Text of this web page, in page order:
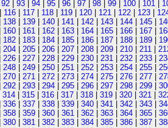
92 93 94 95 96 97 98 99 100 101
116 117 118 119 120 121 122 123
138 139 140 141 142 143 144 145
160 161 162 163 164 165 166 167
182 183 184 185 186 187 188 189
204 205 206 207 208 209 210 211
226 227 228 229 230 231 232 233
248 249 250 251 252 253 254 255
270 271 272 273 274 275 276 277
292 293 294 295 296 297 298 299
314 315 316 317 318 319 320 321
336 337 338 339 340 341 342 343
358 359 360 361 362 363 364 365
380 381 382 383 384 385 386 387